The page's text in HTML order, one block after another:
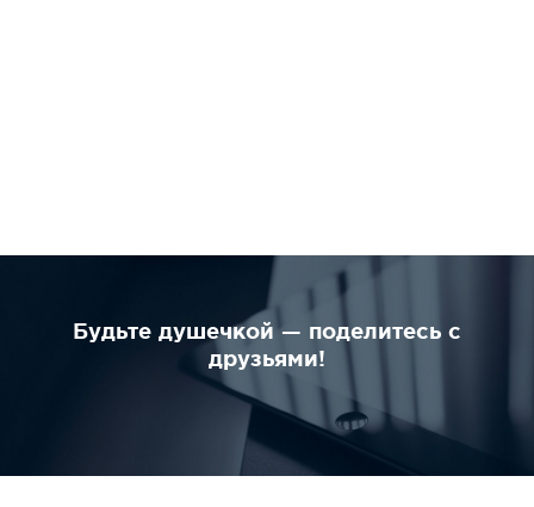
Будьте душечкой — поделитесь с
друзьями!